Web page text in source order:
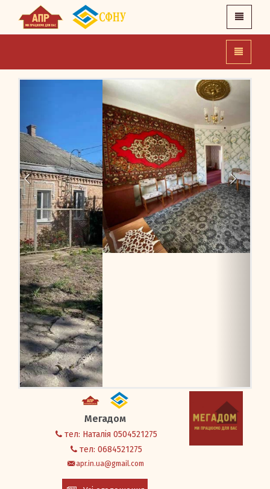
Головна
Про нас
Новини
Контакти
APR.IN.UA
SFNU.UA
Вхід/Реєстрація
X
Мегадом
тел: Наталія 0504521275
тел: 0684521275
apr.in.ua@gmail.com